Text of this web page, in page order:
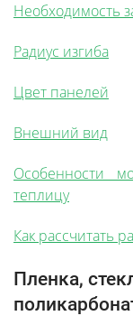
Необходимость
Радиус изгиба
Цвет панелей
Внешний вид
Особенности
теплицу
Как рассчитать
Пленка,